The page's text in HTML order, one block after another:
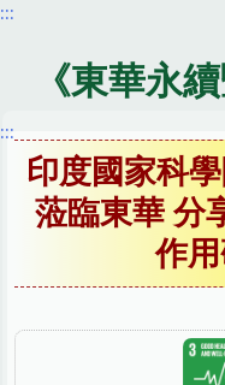
跳
內
:::
《東華永
:::
印度國家科
蒞臨東華 分
作